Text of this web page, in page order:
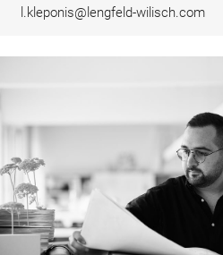
l.kleponis@lengfeld-wilisch.com